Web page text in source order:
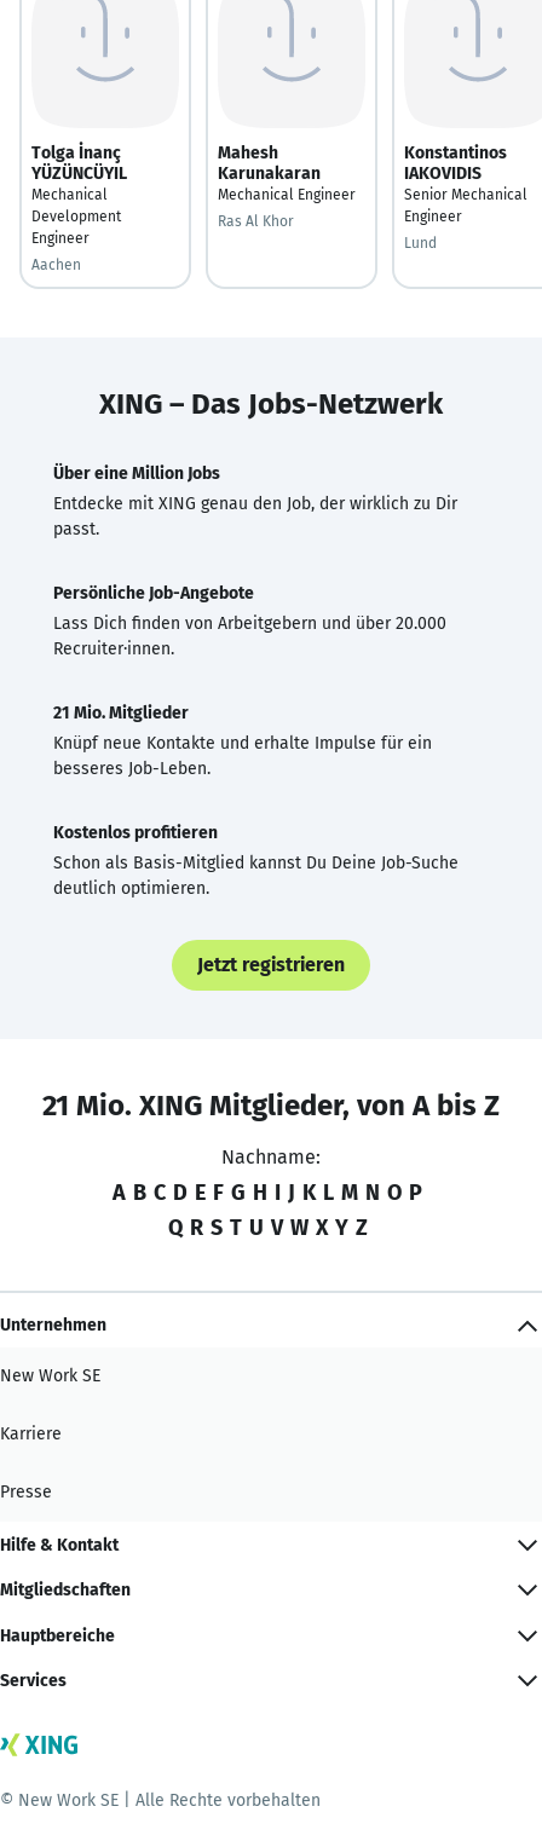
Tolga İnanç
YÜZÜNCÜYIL
Mechanical
Development
Engineer
Aachen
Mahesh
Karunakaran
Mechanical Engineer
Ras Al Khor
Konstantinos
IAKOVIDIS
Senior Mechanical
Engineer
Lund
XING – Das Jobs-Netzwerk
Über eine Million Jobs
Entdecke mit XING genau den Job, der wirklich zu Dir
passt.
Persönliche Job-Angebote
Lass Dich finden von Arbeitgebern und über 20.000
Recruiter·innen.
21 Mio. Mitglieder
Knüpf neue Kontakte und erhalte Impulse für ein
besseres Job-Leben.
Kostenlos profitieren
Schon als Basis-Mitglied kannst Du Deine Job-Suche
deutlich optimieren.
Jetzt registrieren
21 Mio. XING Mitglieder, von A bis Z
Nachname:
A B C D E F G H I J K L M N O P
Q R S T U V W X Y Z
Unternehmen
New Work SE
Karriere
Presse
Hilfe & Kontakt
Mitgliedschaften
Hauptbereiche
Services
© New Work SE | Alle Rechte vorbehalten